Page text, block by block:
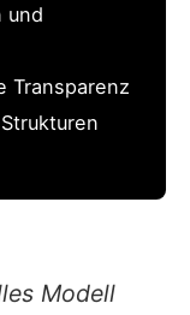
und
Transparenz
Modell